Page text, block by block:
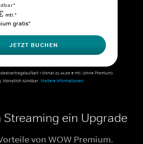
mtl.*
gratis*
JETZT BUCHEN
1 Monat zu 44,99 € mtl. (ohne Premium).
Monatlich kündbar. Weitere Informationen.
Streaming ein Upgrade
von WOW Premium.